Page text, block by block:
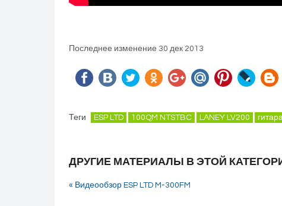
Последнее изменение 30 дек 2013
Теги ESP LTD 100QM NTSTBC LANEY LV200 гитара
ДРУГИЕ МАТЕРИАЛЫ В ЭТОЙ
« Видеообзор ESP LTD M-300FM